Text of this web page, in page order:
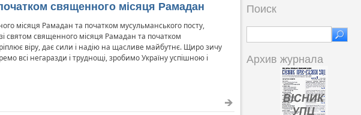
священного місяця Рамадан
місяця Рамадан та початком мусульманського посту,
святом священного місяця Рамадан та початком
віру, дає сили і надію на щасливе майбутнє. Щиро зичу
всі негаразди і труднощі, зробимо Україну успішною і
Поиск
Архив журнала